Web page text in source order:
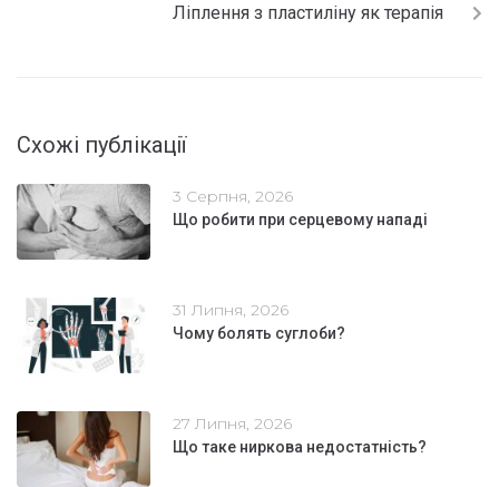
Ліплення з пластиліну як терапія
Схожі публікації
3 Серпня, 2026
Що робити при серцевому нападі
31 Липня, 2026
Чому болять суглоби?
27 Липня, 2026
Що таке ниркова недостатність?